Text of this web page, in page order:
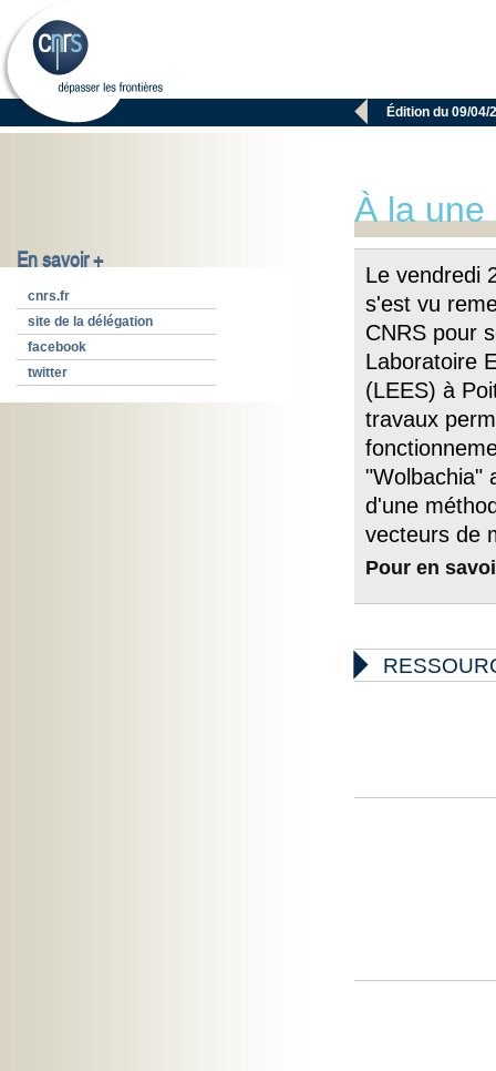
 Édition du 09/04/
En savoir +
cnrs.fr
site de la délégation
facebook
twitter
À la une
Le vendredi
s'est vu
CNRS pour
Laboratoire
(LEES) à
travaux
"Wolbachia"
d'une
vecteurs de
Pour en
